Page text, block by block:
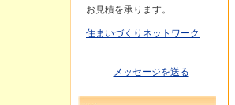
お見積を承ります。
住まいづくりネットワーク
メッセージを送る